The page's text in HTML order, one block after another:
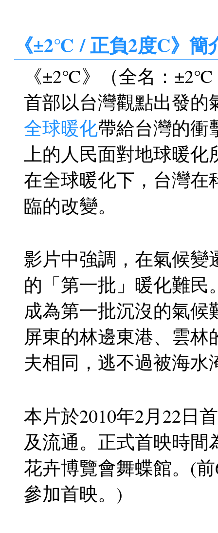
《±2℃ / 正負2度C》簡
《±2℃》（全名：
首部以台灣觀點出發的
全球暖化帶給台灣的衝
上的人民面對地球暖化
在全球暖化下，台灣在
臨的改變。
影片中強調，在氣候
的「第一批」暖化難
成為第一批沉沒的氣
屏東的林邊東港、雲
夫相同，逃不過被海水
本片於2010年2月22日
及流通。正式首映時間
花卉博覽會舞蝶館。(
參加首映。)